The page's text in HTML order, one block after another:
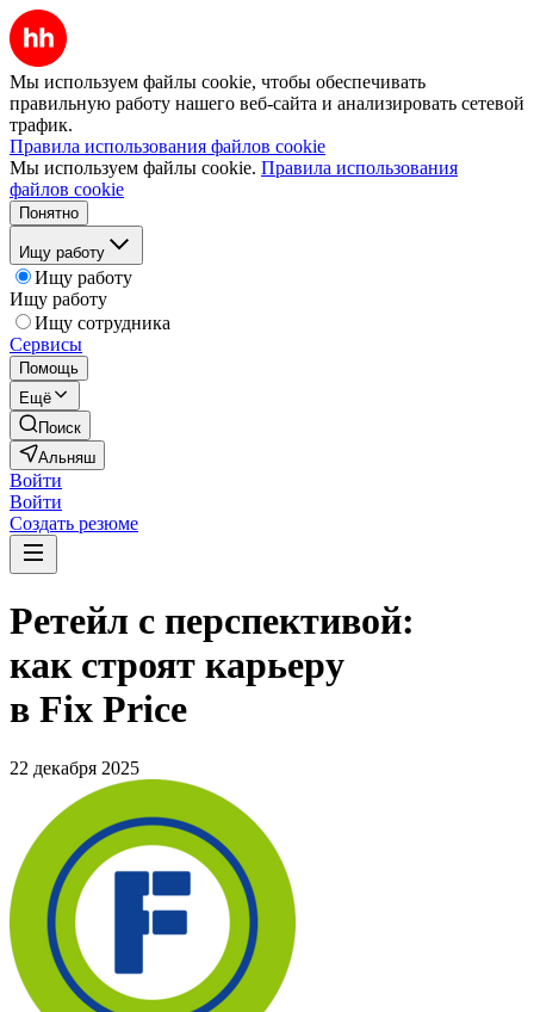
Мы используем файлы cookie, чтобы обеспечивать
правильную работу нашего веб-сайта и анализировать сетевой
трафик.
Правила использования файлов cookie
Мы используем файлы cookie. Правила использования
файлов cookie
Понятно
Ищу работу
Ищу работу
Ищу работу
Ищу сотрудника
Сервисы
Помощь
Ещё
Поиск
Альняш
Войти
Войти
Создать резюме
Ретейл с перспективой:
как строят карьеру
в Fix Price
22 декабря 2025